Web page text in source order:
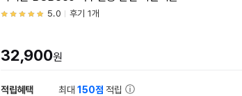
5.0 후기 1개
32,900원
적립혜택 최대150점 적립